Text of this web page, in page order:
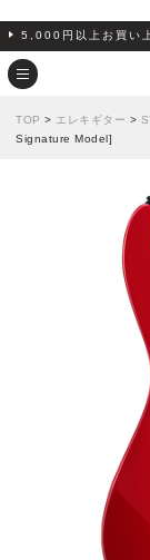
5,000円以上お買い
TOP > エレキギター >
Signature Model]